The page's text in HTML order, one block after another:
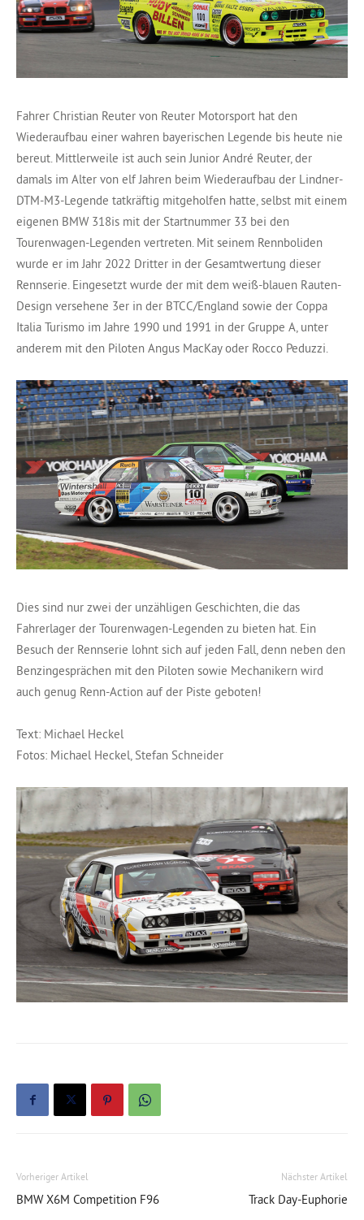
Fahrer Christian Reuter von Reuter Motorsport hat den
Wiederaufbau einer wahren bayerischen Legende bis heute nie
bereut. Mittlerweile ist auch sein Junior André Reuter, der
damals im Alter von elf Jahren beim Wiederaufbau der Lindner-
DTM-M3-Legende tatkräftig mitgeholfen hatte, selbst mit einem
eigenen BMW 318is mit der Startnummer 33 bei den
Tourenwagen-Legenden vertreten. Mit seinem Rennboliden
wurde er im Jahr 2022 Dritter in der Gesamtwertung dieser
Rennserie. Eingesetzt wurde der mit dem weiß-blauen Rauten-
Design versehene 3er in der BTCC/England sowie der Coppa
Italia Turismo im Jahre 1990 und 1991 in der Gruppe A, unter
anderem mit den Piloten Angus MacKay oder Rocco Peduzzi.
Dies sind nur zwei der unzähligen Geschichten, die das
Fahrerlager der Tourenwagen-Legenden zu bieten hat. Ein
Besuch der Rennserie lohnt sich auf jeden Fall, denn neben den
Benzingesprächen mit den Piloten sowie Mechanikern wird
auch genug Renn-Action auf der Piste geboten!
Text: Michael Heckel
Fotos: Michael Heckel, Stefan Schneider
Vorheriger Artikel
BMW X6M Competition F96
Nächster Artikel
Track Day-Euphorie